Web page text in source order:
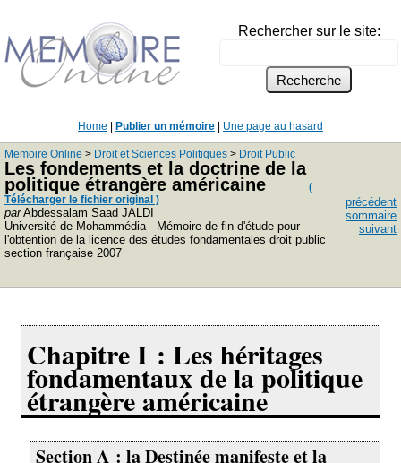
Rechercher sur le site:
Home Publier un mémoire Une page au hasard
Memoire Online > Droit et Sciences Politiques > Droit Public
Les fondements et la doctrine de la
politique étrangère américaine
(
Télécharger le fichier original )
parAbdessalam Saad JALDI
Université de Mohammédia - Mémoire de fin d'étude pour
l'obtention de la licence des études fondamentales droit public
section française 2007
précédent
sommaire
suivant
Chapitre I : Les héritages
fondamentaux de la politique
étrangère américaine
Section A : la Destinée manifeste et la